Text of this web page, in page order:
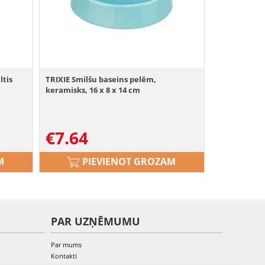
TRIXIE Smilšu baseins pelēm,
keramisks, 16 x 8 x 14 cm
€7.64
PIEVIENOT GROZAM
PAR UZŅĒMUMU
Par mums
Kontakti